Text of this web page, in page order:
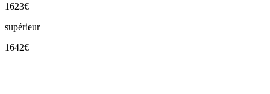
1623€
supérieur
1642€